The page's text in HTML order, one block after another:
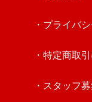
・プライバ
・特定商取
・スタッフ